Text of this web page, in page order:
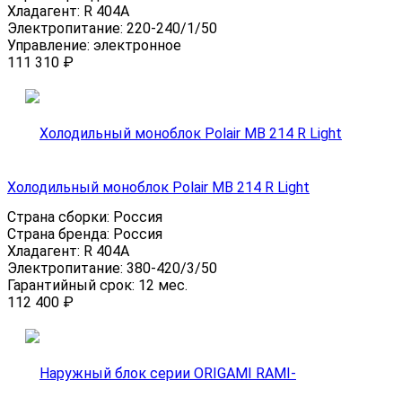
Хладагент: R 404A
Электропитание: 220-240/1/50
Управление: электронное
111 310 ₽
Холодильный моноблок Polair MB 214 R Light
Страна сборки: Россия
Страна бренда: Россия
Хладагент: R 404A
Электропитание: 380-420/3/50
Гарантийный срок: 12 мес.
112 400 ₽